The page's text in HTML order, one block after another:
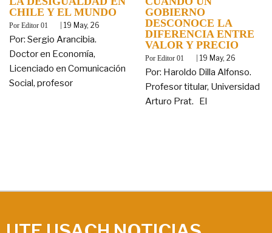
CHILE Y EL MUNDO
By Editor 01 19 May, 26
Por: Sergio Arancibia.
Doctor en Economía,
Licenciado en Comunicación
Social, profesor
GOBIERNO
DESCONOCE LA
DIFERENCIA ENTRE
VALOR Y PRECIO
By Editor 01 19 May, 26
Por: Haroldo Dilla Alfonso.
Profesor titular, Universidad
Arturo Prat. El